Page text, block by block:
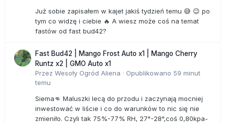
Już sobie zapisałem w kajet jakiś tydzień temu 😅 😉 po
tym co widzę i ciebie 🔥 A wiesz może coś na temat
fastów od fast bud42?
Fast Bud42 | Mango Frost Auto x1 | Mango Cherry
Runtz x2 | GMO Auto x1
Przez Wesoły Ogród Aliena · Opublikowano 59 minut
temu
Siema👊 Maluszki lecą do przodu i zaczynają mocniej
inwestować w liście i co do warunków to nic się nie
zmieniło. Czyli tak 75%-77% RH, 27°-28°,coś 0,80kpa-